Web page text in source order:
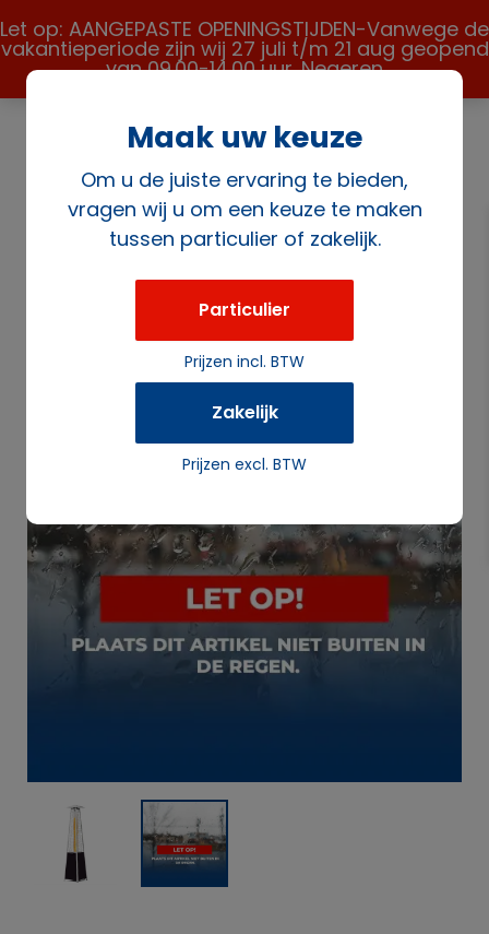
Let op: AANGEPASTE OPENINGSTIJDEN-Vanwege de
vakantieperiode zijn wij 27 juli t/m 21 aug geopend
van 09.00-14.00 uur.Negeren
/ / Terrasheater
Maak uw keuze
Om u de juiste ervaring te bieden,
vragen wij u om een keuze te maken
tussen particulier of zakelijk.
Particulier
Prijzen incl. BTW
Zakelijk
Prijzen excl. BTW